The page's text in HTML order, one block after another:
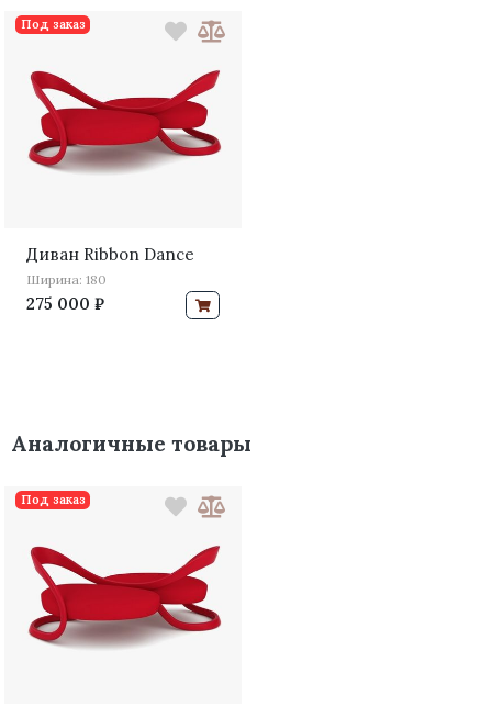
Диван Ribbon Dance
Ширина: 180
275 000 ₽
Под заказ
Аналогичные товары
Под заказ